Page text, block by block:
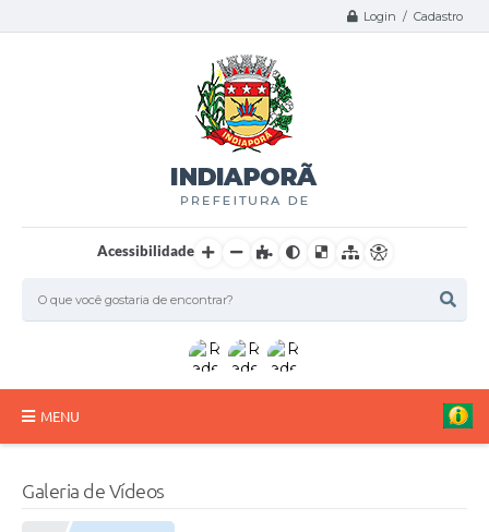
Login / Cadastro
Acessibilidade
MENU
Galeria de Vídeos